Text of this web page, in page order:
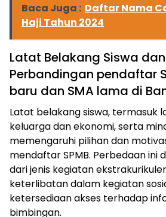
Baca Juga : Daftar Nama
Haji Tahun 2024
Latat Belakang Siswa
Perbandingan pendaftar
baru dan SMA lama di
Latat belakang siswa, termasuk
keluarga dan ekonomi, serta
memengaruhi pilihan dan
mendaftar SPMB. Perbedaan ini
dari jenis kegiatan
keterlibatan dalam kegiatan
ketersediaan akses terhadap
bimbingan.